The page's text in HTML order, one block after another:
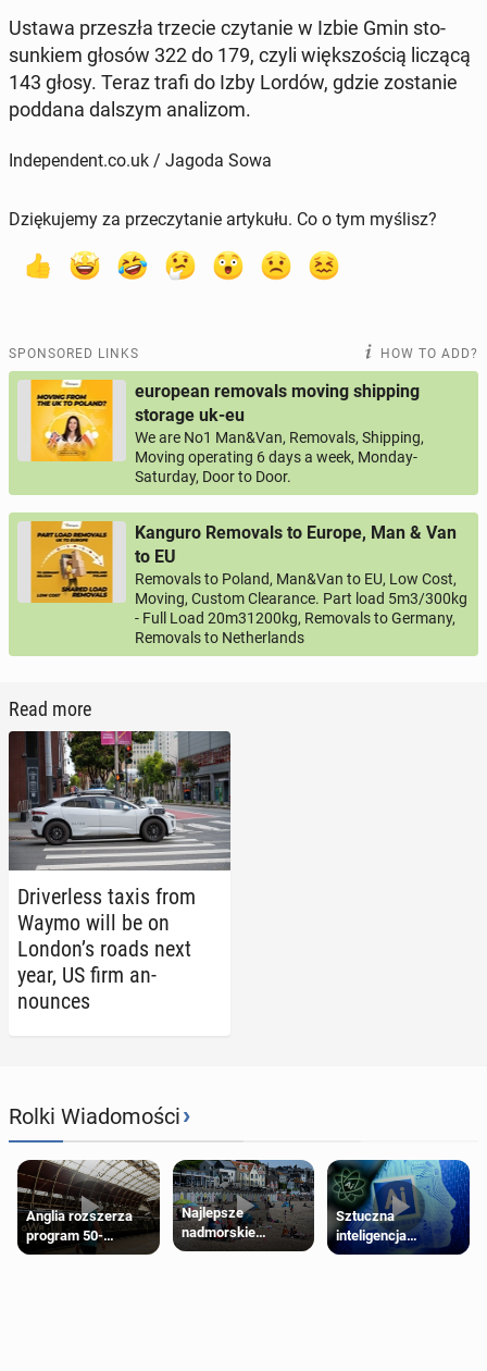
Ustawa przeszła trzecie czy­tanie w Izbie Gmin sto­
sunkiem głosów 322 do 179, czyli więk­szoś­cią liczącą
143 głosy. Teraz trafi do Izby Lordów, gdzie zostanie
poddana dalszym anal­i­zom.
Independent.co.uk / Jagoda Sowa
Dziękujemy za przeczytanie artykułu. Co o tym myślisz?
SPONSORED LINKS HOW TO ADD?
european removals moving shipping
storage uk-eu
We are No1 Man&Van, Removals, Shipping,
Moving operating 6 days a week, Monday-
Saturday, Door to Door.
Kanguro Removals to Europe, Man & Van
to EU
Removals to Poland, Man&Van to EU, Low Cost,
Moving, Custom Clearance. Part load 5m3/300kg
- Full Load 20m31200kg, Removals to Germany,
Removals to Netherlands
Read more
Dri­ver­less taxis from
Waymo will be on
London’s roads next
year, US firm an­
nounces
Rolki Wiadomości›
Anglia rozszerza
program 50-
procentowych
Najlepsze
nadmorskie
miasteczko blisko
Sztuczna
inteligencja
próbowała oszukać